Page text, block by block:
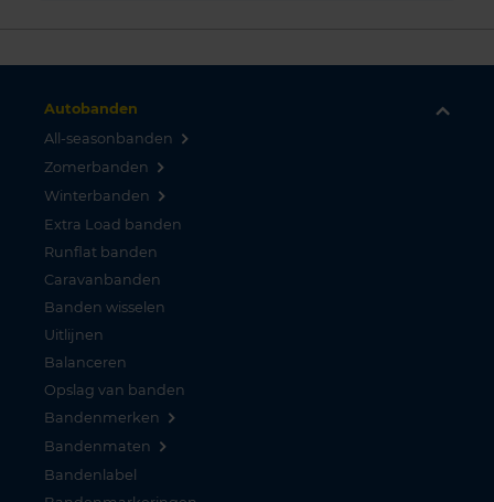
Autobanden
All-seasonbanden
Zomerbanden
Winterbanden
Extra Load banden
Runflat banden
Caravanbanden
Banden wisselen
Uitlijnen
Balanceren
Opslag van banden
Bandenmerken
Bandenmaten
Bandenlabel